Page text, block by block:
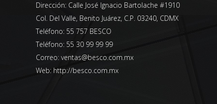
Dirección: Calle José Ignacio Bartolache #1910
Col. Del Valle, Benito Juárez, C.P. 03240, CDMX
Teléfono: 55 757 BESCO
Teléfono: 55 30 99 99 99
Correo: ventas@besco.com.mx
Web: http://besco.com.mx